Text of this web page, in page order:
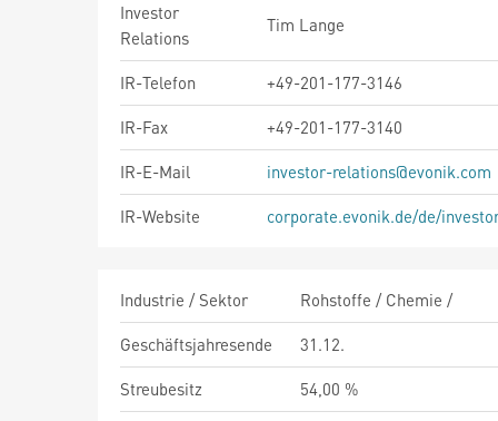
Investor
Relations
Tim Lange
IR-Telefon
+49-201-177-3146
IR-Fax
+49-201-177-3140
IR-E-Mail
investor-relations@evonik.com
IR-Website
corporate.evonik.de/de/
Industrie / Sektor
Rohstoffe / Chemie /
Geschäftsjahresende
31.12.
Streubesitz
54,00 %